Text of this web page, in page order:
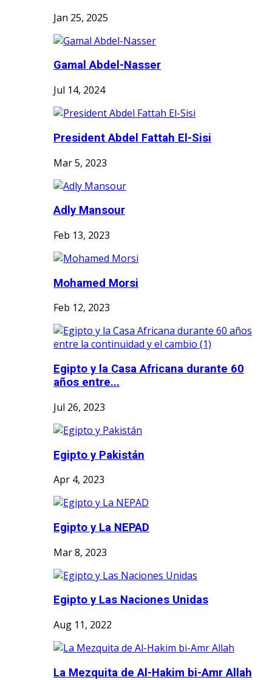
Jan 25, 2025
Gamal Abdel-Nasser
Jul 14, 2024
President Abdel Fattah El-Sisi
Mar 5, 2023
Adly Mansour
Feb 13, 2023
Mohamed Morsi
Feb 12, 2023
Egipto y la Casa Africana durante 60
años entre...
Jul 26, 2023
Egipto y Pakistán
Apr 4, 2023
Egipto y La NEPAD
Mar 8, 2023
Egipto y Las Naciones Unidas
Aug 11, 2022
La Mezquita de Al-Hakim bi-Amr Allah